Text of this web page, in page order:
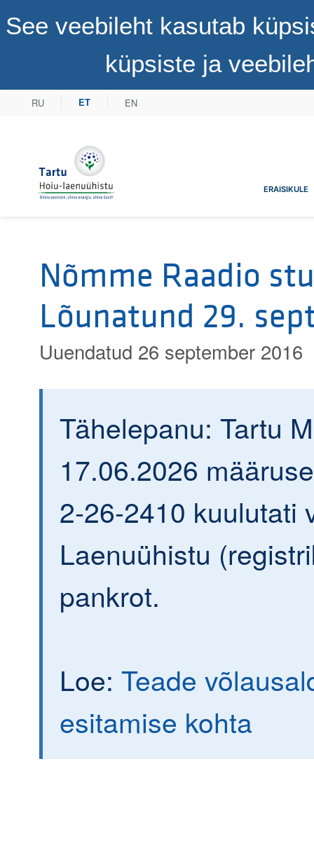
See veebileht kasutab
küpsiste ja
RU ET EN
Tartu Hoiu-laenuühistuERAISIKULE
Nõmme Raadio
Lõunatund 29.
Uuendatud 26 september 2016
Tähelepanu: Tartu
17.06.2026
2-26-2410 kuulutati
Laenuühistu
pankrot.
Loe: Teade
esitamise kohta